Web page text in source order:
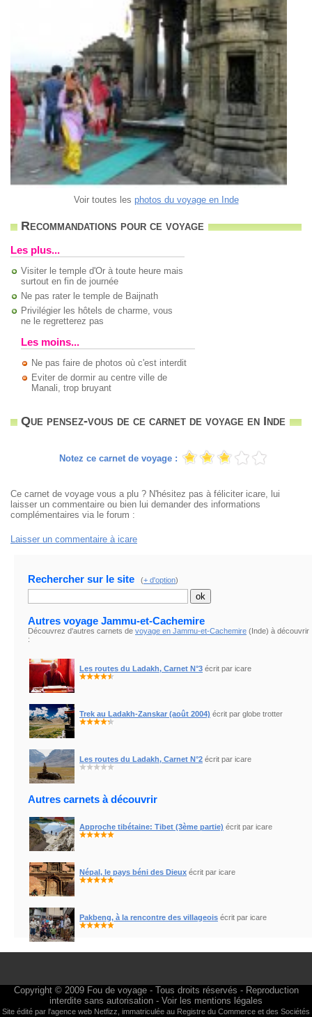
Voir toutes les photos du voyage en Inde
Recommandations pour ce voyage
Les plus...
Visiter le temple d'Or à toute heure mais
surtout en fin de journée
Ne pas rater le temple de Baijnath
Privilégier les hôtels de charme, vous
ne le regretterez pas
Les moins...
Ne pas faire de photos où c'est interdit
Eviter de dormir au centre ville de
Manali, trop bruyant
Que pensez-vous de ce carnet de voyage en Inde
Notez ce carnet de voyage :
Ce carnet de voyage vous a plu ? N'hésitez pas à féliciter icare, lui
laisser un commentaire ou bien lui demander des informations
complémentaires via le forum :
Laisser un commentaire à icare
Rechercher sur le site (+ d'option)
Autres voyage Jammu-et-Cachemire
Découvrez d'autres carnets de voyage en Jammu-et-Cachemire (Inde) à découvrir
:
Les routes du Ladakh, Carnet N°3 écrit par icare
Trek au Ladakh-Zanskar (août 2004) écrit par globe trotter
Les routes du Ladakh, Carnet N°2 écrit par icare
Autres carnets à découvrir
Approche tibétaine: Tibet (3ème partie) écrit par icare
Népal, le pays béni des Dieux écrit par icare
Pakbeng, à la rencontre des villageois écrit par icare
Copyright © 2009 Fou de voyage- Tous droits réservés - Reproduction
interdite sans autorisation - Voir les mentions légales
Site édité par l'agence web Netfizz , immatriculée au Registre du Commerce et des Sociétés